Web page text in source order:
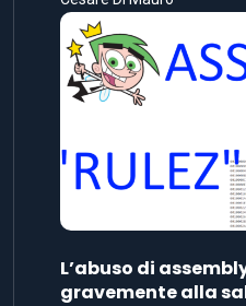
L’abuso di
gravemente alla